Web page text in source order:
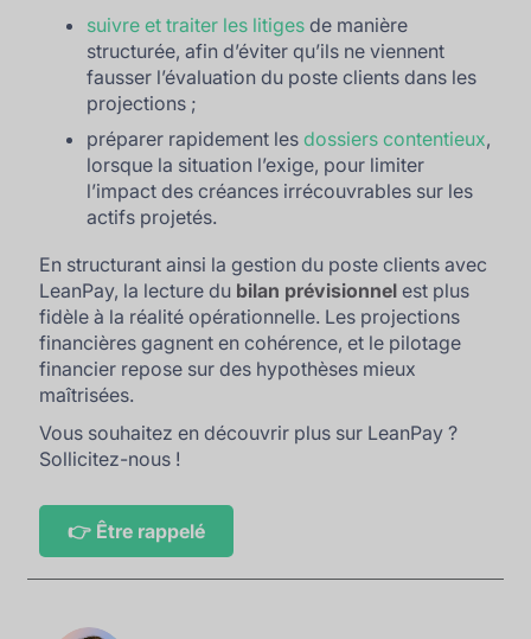
suivre et traiter les litiges de manière
structurée, afin d’éviter qu’ils ne viennent
fausser l’évaluation du poste clients dans les
projections ;
préparer rapidement lesdossiers contentieux,
lorsque la situation l’exige, pour limiter
l’impact des créances irrécouvrables sur les
actifs projetés.
En structurant ainsi la gestion du poste clients avec
LeanPay, la lecture du bilan prévisionnel est plus
fidèle à la réalité opérationnelle. Les projections
financières gagnent en cohérence, et le pilotage
financier repose sur des hypothèses mieux
maîtrisées.
Vous souhaitez en découvrir plus sur LeanPay ?
Sollicitez-nous !
👉 Être rappelé